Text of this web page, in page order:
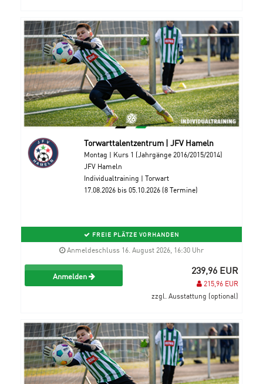
Torwarttalentzentrum | JFV Hameln
Montag | Kurs 1 (Jahrgänge 2016/2015/2014)
JFV Hameln
Individualtraining | Torwart
17.08.2026 bis 05.10.2026 (8 Termine)
FREIE PLÄTZE VORHANDEN
Anmeldeschluss 16. August 2026, 16:30 Uhr
Anmelden 239,96 EUR
215,96 EUR
zzgl. Ausstattung (optional)